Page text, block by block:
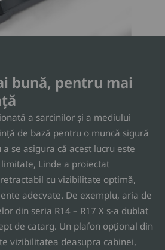
bună, pentru mai
a sarcinilor și a mediului
de bază pentru o muncă sigură
se asigura că acest lucru este
Linde a proiectat
cu vizibilitate optimă,
adecvate. De exemplu, aria de
din seria R14 – R17 X s-a dublat
de catarg. Un plafon opțional din
vizibilitatea deasupra cabinei,